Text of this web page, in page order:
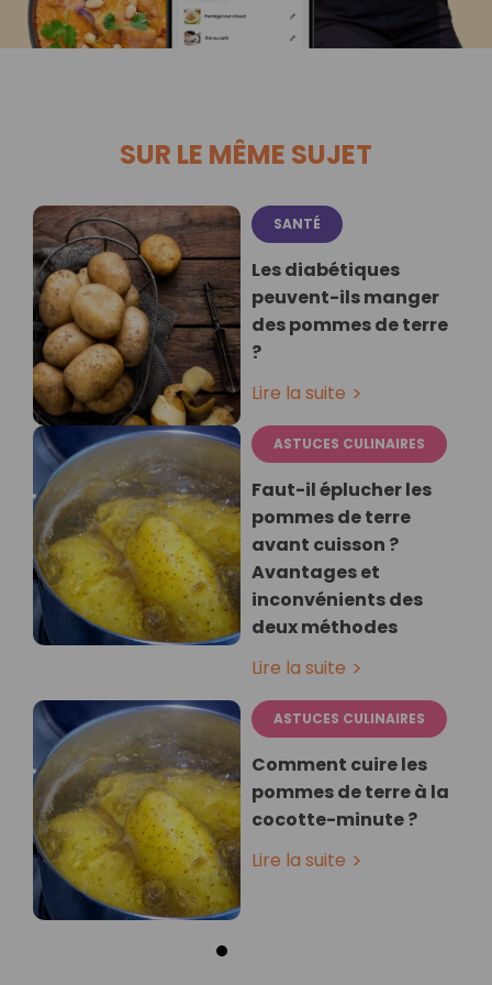
SUR LE MÊME SUJET
SANTÉ
Les diabétiques
peuvent-ils manger
des pommes de terre
?
Lire la suite
ASTUCES CULINAIRES
Faut-il éplucher les
pommes de terre
avant cuisson ?
Avantages et
inconvénients des
deux méthodes
Lire la suite
ASTUCES CULINAIRES
Comment cuire les
pommes de terre à la
cocotte-minute ?
Lire la suite